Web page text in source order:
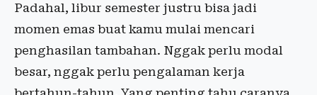
Padahal, libur semester justru bisa jadi
momen emas buat kamu mulai mencari
penghasilan tambahan. Nggak perlu modal
besar, nggak perlu pengalaman kerja